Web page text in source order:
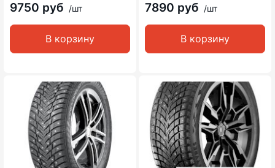
9750 руб /шт
В корзину
7890 руб /шт
В корзину